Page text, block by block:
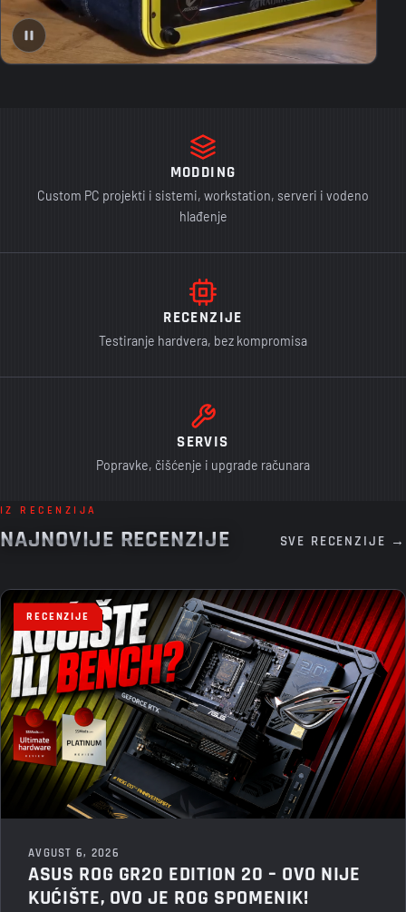
MODDING
Custom PC projekti i sistemi, workstation, serveri i vodeno
hlađenje
RECENZIJE
Testiranje hardvera, bez kompromisa
SERVIS
Popravke, čišćenje i upgrade računara
IZ RECENZIJA
NAJNOVIJE RECENZIJE SVE RECENZIJE →
RECENZIJE
AVGUST 6, 2026
ASUS ROG GR20 EDITION 20 – OVO NIJE
KUĆIŠTE, OVO JE ROG SPOMENIK!